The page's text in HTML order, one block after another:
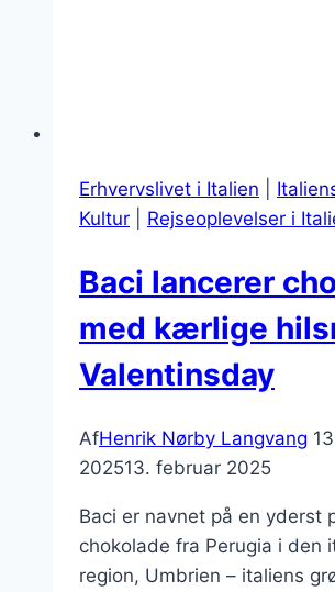
Erhvervslivet i Italien
Kultur
Rejseoplevelser i
Baci lancerer
med kærlige
Valentinsday
AfHenrik Nørby Langvang
202513. februar 2025
Baci er navnet på en yderst
chokolade fra Perugia i den
region, Umbrien – italiens